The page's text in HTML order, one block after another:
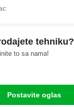
tehniku?
to sa nama!
Postavite oglas